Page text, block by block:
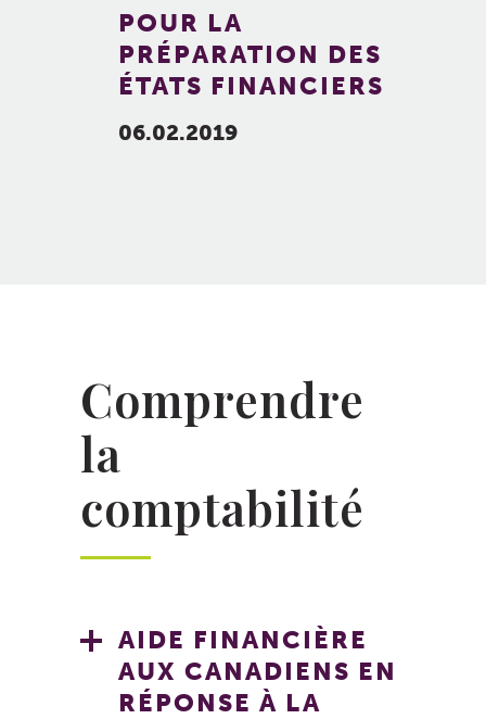
POUR LA
PRÉPARATION DES
ÉTATS FINANCIERS
06.02.2019
Comprendre
la
comptabilité
AIDE FINANCIÈRE
AUX CANADIENS EN
RÉPONSE À LA